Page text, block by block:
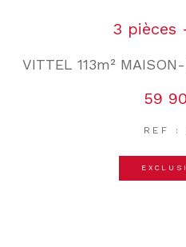
3 pièces
VITTEL 113m²
59
REF :